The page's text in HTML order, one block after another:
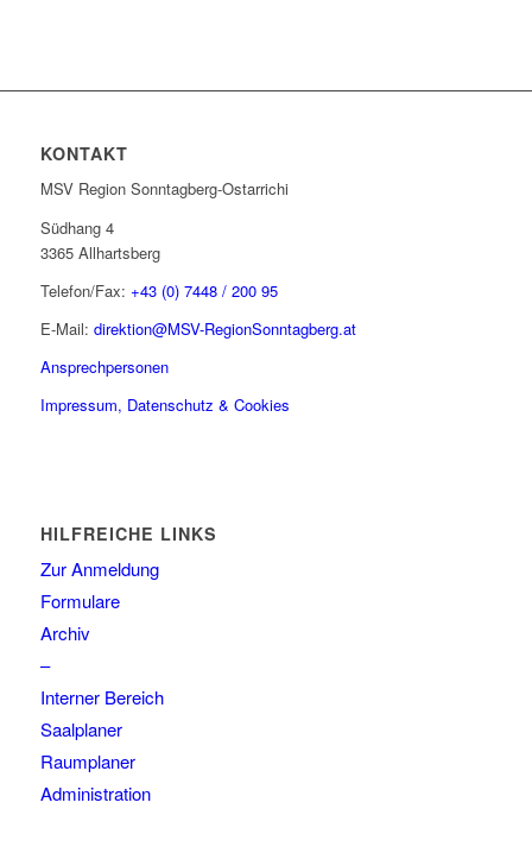
KONTAKT
MSV Region Sonntagberg-Ostarrichi
Südhang 4
3365 Allhartsberg
Telefon/Fax: +43 (0) 7448 / 200 95
E-Mail: direktion@MSV-RegionSonntagberg.at
Ansprechpersonen
Impressum, Datenschutz & Cookies
HILFREICHE LINKS
Zur Anmeldung
Formulare
Archiv
–
Interner Bereich
Saalplaner
Raumplaner
Administration